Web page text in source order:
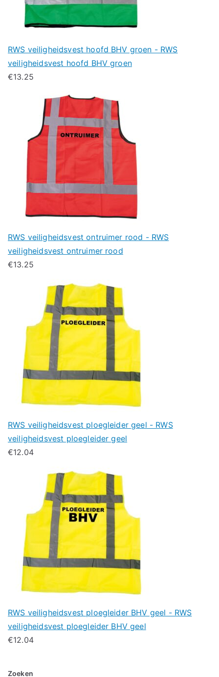
RWS veiligheidsvest hoofd BHV groen - RWS
veiligheidsvest hoofd BHV groen
€13.25
RWS veiligheidsvest ontruimer rood - RWS
veiligheidsvest ontruimer rood
€13.25
RWS veiligheidsvest ploegleider geel - RWS
veiligheidsvest ploegleider geel
€12.04
RWS veiligheidsvest ploegleider BHV geel - RWS
veiligheidsvest ploegleider BHV geel
€12.04
Zoeken